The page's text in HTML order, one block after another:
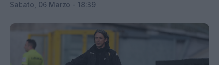
Sabato, 06 Marzo - 18:39